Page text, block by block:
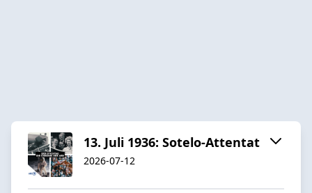
13. Juli 1936: Sotelo-Attentat
2026-07-12